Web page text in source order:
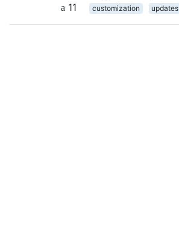
11
customization updates